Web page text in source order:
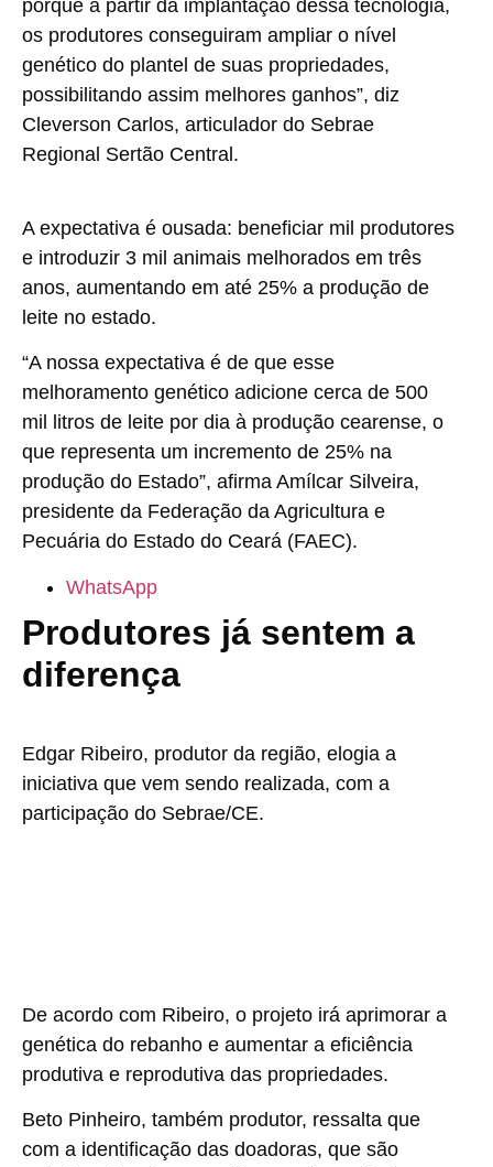
porque a partir da implantação dessa tecnologia,
os produtores conseguiram ampliar o nível
genético do plantel de suas propriedades,
possibilitando assim melhores ganhos”, diz
Cleverson Carlos, articulador do Sebrae
Regional Sertão Central.
A expectativa é ousada: beneficiar mil produtores
e introduzir 3 mil animais melhorados em três
anos, aumentando em até 25% a produção de
leite no estado.
“A nossa expectativa é de que esse
melhoramento genético adicione cerca de 500
mil litros de leite por dia à produção cearense, o
que representa um incremento de 25% na
produção do Estado”, afirma Amílcar Silveira,
presidente da Federação da Agricultura e
Pecuária do Estado do Ceará (FAEC).
WhatsApp
Produtores já sentem a
diferença
Edgar Ribeiro, produtor da região, elogia a
iniciativa que vem sendo realizada, com a
participação do Sebrae/CE.
De acordo com Ribeiro, o projeto irá aprimorar a
genética do rebanho e aumentar a eficiência
produtiva e reprodutiva das propriedades.
Beto Pinheiro, também produtor, ressalta que
com a identificação das doadoras, que são